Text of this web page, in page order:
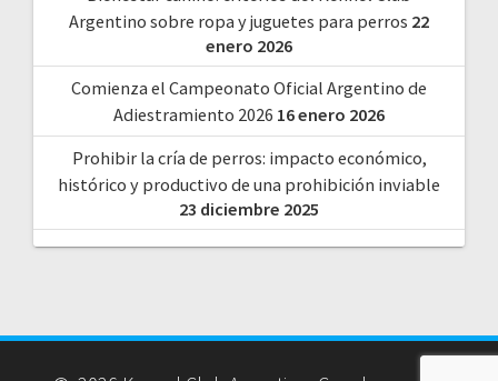
Argentino sobre ropa y juguetes para perros 22
enero 2026
Comienza el Campeonato Oficial Argentino de
Adiestramiento 2026 16 enero 2026
Prohibir la cría de perros: impacto económico,
histórico y productivo de una prohibición inviable
23 diciembre 2025